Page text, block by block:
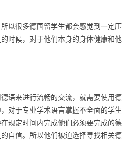
以很多德国留学生都会感觉到一定
时候，对于他们本身的身体健康和
语来进行流畅的交流，就需要使用
对于专业学术语言掌握不全面的学
规定时间内完成他们必须要完成的
自信。所以他们被迫选择寻找相关